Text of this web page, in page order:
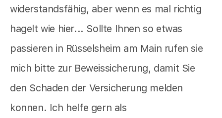
widerstandsfähig, aber wenn es mal richtig
hagelt wie hier... Sollte Ihnen so etwas
passieren in Rüsselsheim am Main rufen sie
mich bitte zur Beweissicherung, damit Sie
den Schaden der Versicherung melden
konnen. Ich helfe gern als